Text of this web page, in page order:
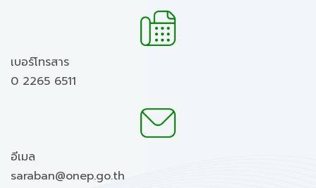
เบอร์โทรสาร
0 2265 6511
อีเมล
saraban@onep.go.th